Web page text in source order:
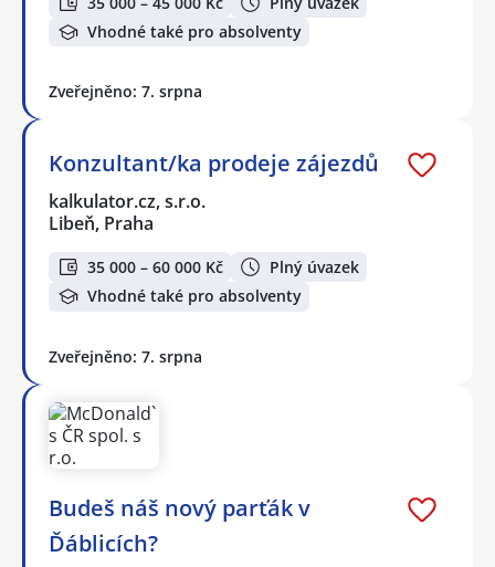
Vhodné také pro absolventy
Zveřejněno: 7. srpna
Konzultant/ka prodeje zájezdů
kalkulator.cz, s.r.o.
Libeň, Praha
35 000 – 60 000 Kč
Plný úvazek
Vhodné také pro absolventy
Zveřejněno: 7. srpna
Budeš náš nový parťák v
Ďáblicích?